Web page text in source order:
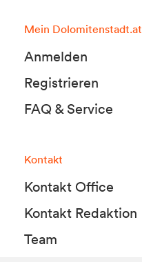
Mein Dolomitenstadt.at
Anmelden
Registrieren
FAQ & Service
Kontakt
Kontakt Office
Kontakt Redaktion
Team